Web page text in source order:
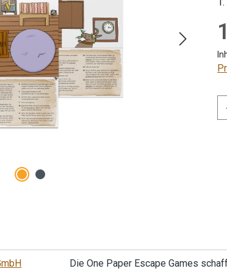
Die One Paper Escape Games